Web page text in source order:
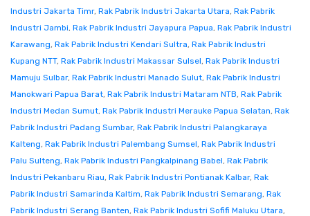
Industri Jakarta Timr, Rak Pabrik Industri Jakarta Utara, Rak Pabrik
Industri Jambi, Rak Pabrik Industri Jayapura Papua, Rak Pabrik Industri
Karawang, Rak Pabrik Industri Kendari Sultra, Rak Pabrik Industri
Kupang NTT, Rak Pabrik Industri Makassar Sulsel, Rak Pabrik Industri
Mamuju Sulbar, Rak Pabrik Industri Manado Sulut, Rak Pabrik Industri
Manokwari Papua Barat, Rak Pabrik Industri Mataram NTB, Rak Pabrik
Industri Medan Sumut, Rak Pabrik Industri Merauke Papua Selatan, Rak
Pabrik Industri Padang Sumbar, Rak Pabrik Industri Palangkaraya
Kalteng, Rak Pabrik Industri Palembang Sumsel, Rak Pabrik Industri
Palu Sulteng, Rak Pabrik Industri Pangkalpinang Babel, Rak Pabrik
Industri Pekanbaru Riau, Rak Pabrik Industri Pontianak Kalbar, Rak
Pabrik Industri Samarinda Kaltim, Rak Pabrik Industri Semarang, Rak
Pabrik Industri Serang Banten, Rak Pabrik Industri Sofifi Maluku Utara,